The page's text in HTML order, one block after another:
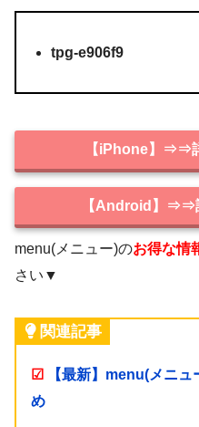
tpg-e906f9
【iPhone】⇒⇒
【Android】⇒⇒
menu(メニュー)のお得な情
さい▼
関連記事
☑
【最新】menu(メニ
め